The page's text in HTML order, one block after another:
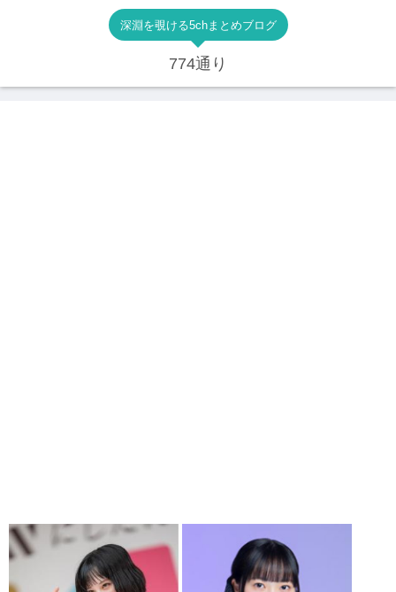
深淵を覗ける5chまとめブログ
774通り